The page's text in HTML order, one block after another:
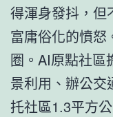
得渾身發抖，但
富庸俗化的憤怒
圈。AI原點社區
景利用、辦公交
托社區1.3平方